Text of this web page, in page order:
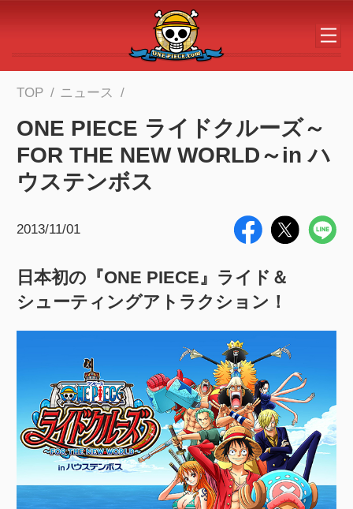
メインコンテンツへスキップする
TOP ニュース
ONE PIECE ライドクルーズ～
FOR THE NEW WORLD～in ハ
ウステンボス
2013/11/01
日本初の『ONE PIECE』ライド＆
シューティングアトラクション！